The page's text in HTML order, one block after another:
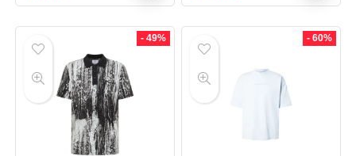
- 49% - 60%